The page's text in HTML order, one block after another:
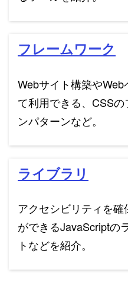
フレームワーク
Webサイト構築や
て利用できる、CSS
ンパターンなど。
ライブラリ
アクセシビリティを
ができるJavaScriptの
トなどを紹介。